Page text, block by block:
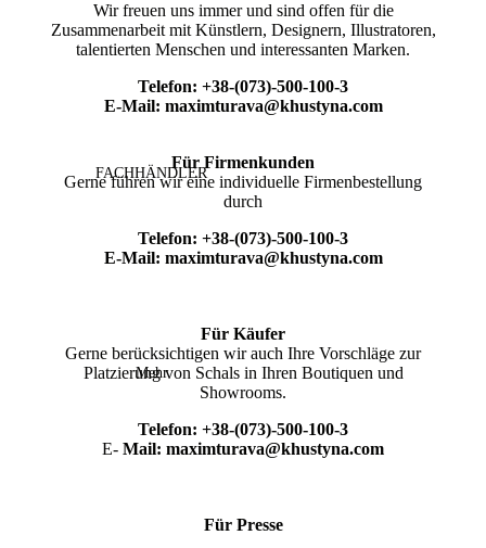
FACHHÄNDLER
Mehr
Wir freuen uns immer und sind offen für die
Zusammenarbeit mit Künstlern, Designern, Illustratoren,
talentierten Menschen und interessanten Marken.
Telefon: +38-(073)-500-100-3
E-Mail: maximturava@khustyna.com
Für Firmenkunden
Gerne führen wir eine individuelle Firmenbestellung
durch
Telefon: +38-(073)-500-100-3
E-Mail: maximturava@khustyna.com
Für Käufer
Gerne berücksichtigen wir auch Ihre Vorschläge zur
Platzierung von Schals in Ihren Boutiquen und
Showrooms.
Telefon: +38-(073)-500-100-3
E- Mail: maximturava@khustyna.com
Für Presse